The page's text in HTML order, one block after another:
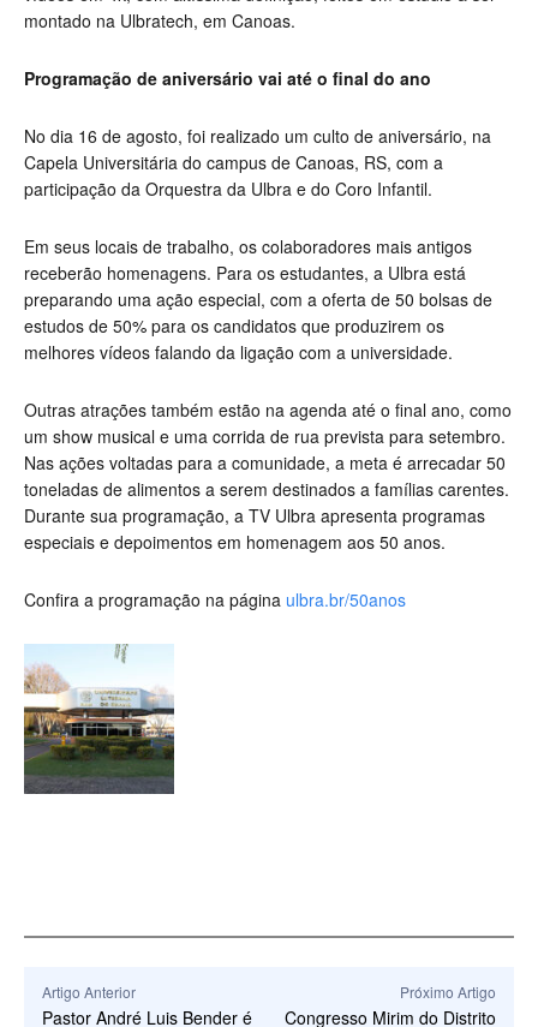
montado na Ulbratech, em Canoas.
Programação de aniversário vai até o final do ano
No dia 16 de agosto, foi realizado um culto de aniversário, na
Capela Universitária do campus de Canoas, RS, com a
participação da Orquestra da Ulbra e do Coro Infantil.
Em seus locais de trabalho, os colaboradores mais antigos
receberão homenagens. Para os estudantes, a Ulbra está
preparando uma ação especial, com a oferta de 50 bolsas de
estudos de 50% para os candidatos que produzirem os
melhores vídeos falando da ligação com a universidade.
Outras atrações também estão na agenda até o final ano, como
um show musical e uma corrida de rua prevista para setembro.
Nas ações voltadas para a comunidade, a meta é arrecadar 50
toneladas de alimentos a serem destinados a famílias carentes.
Durante sua programação, a TV Ulbra apresenta programas
especiais e depoimentos em homenagem aos 50 anos.
Confira a programação na página ulbra.br/50anos
Artigo Anterior
Pastor André Luis Bender é
Próximo Artigo
Congresso Mirim do Distrito